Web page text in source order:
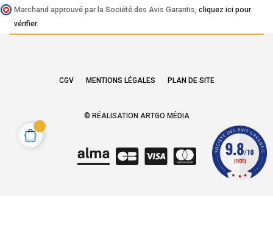
Marchand approuvé par la Société des Avis Garantis, cliquez ici pour
vérifier.
CGV MENTIONS LÉGALES PLAN DE SITE
© RÉALISATION ARTGO MÉDIA